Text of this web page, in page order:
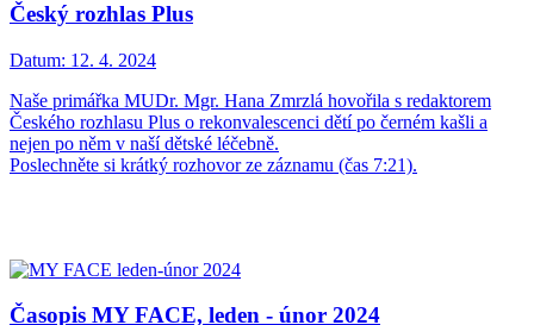
Český rozhlas Plus
Datum: 12. 4. 2024
Naše primářka MUDr. Mgr. Hana Zmrzlá hovořila s redaktorem
Českého rozhlasu Plus o rekonvalescenci dětí po černém kašli a
nejen po něm v naší dětské léčebně.
Poslechněte si krátký rozhovor ze záznamu (čas 7:21).
Časopis MY FACE, leden - únor 2024